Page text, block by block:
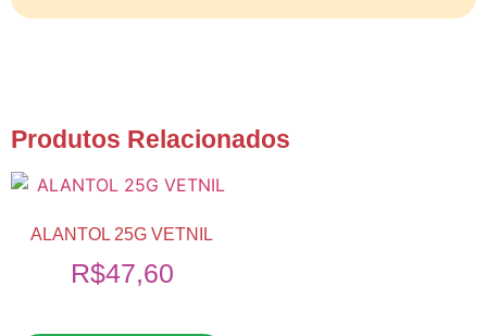
Produtos Relacionados
ALANTOL 25G VETNIL
R$47,60